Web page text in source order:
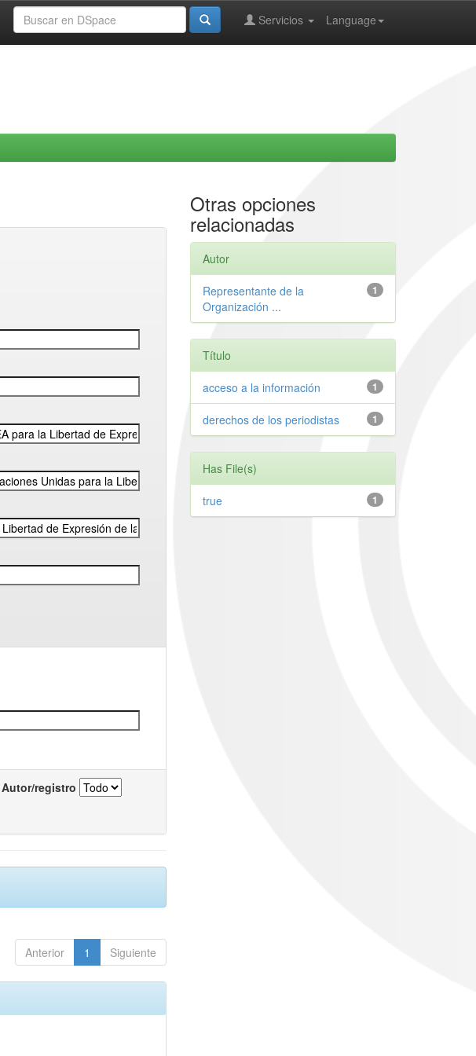
Language
Servicios
Autor/registro
Anterior 1 Siguiente
Otras opciones
relacionadas
Autor
1
Representante de la
Organización ...
Título
1
acceso a la información
1
derechos de los periodistas
Has File(s)
1
true